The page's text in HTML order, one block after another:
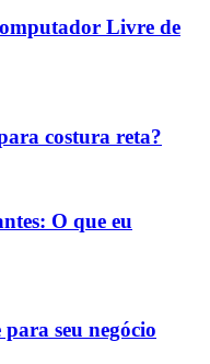
Livre de
costura reta?
O que eu
seu negócio